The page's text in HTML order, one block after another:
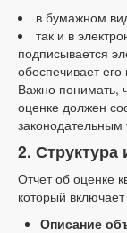
в бумажном
так и в
подписывается
обеспечивает
Важно понимать,
оценке должен
2. Структура
Отчет об оценке
который
Описание